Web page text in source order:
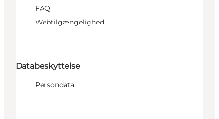
FAQ
Webtilgængelighed
Databeskyttelse
Persondata